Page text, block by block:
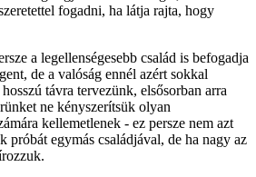
fogadni, ha látja rajta, hogy
a legellenségesebb család is befogadja
de a valóság ennél azért sokkal
távra tervezünk, elsősorban arra
ne kényszerítsük olyan
kellemetlenek - ez persze nem azt
próbát egymás családjával, de ha nagy az